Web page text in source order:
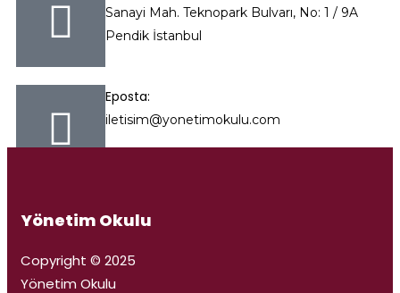
Sanayi Mah. Teknopark Bulvarı, No: 1 / 9A
Pendik İstanbul
Eposta:
iletisim@yonetimokulu.com
Yönetim Okulu
Copyright © 2025
Yönetim Okulu